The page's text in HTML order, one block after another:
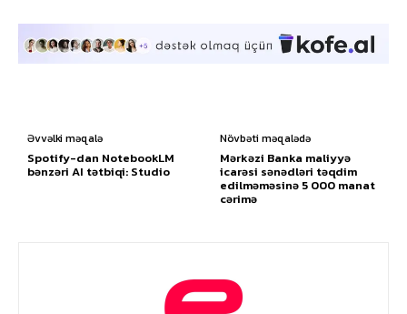
Əvvəlki məqalə
Spotify-dan NotebookLM
bənzəri AI tətbiqi: Studio
Növbəti məqalədə
Mərkəzi Banka maliyyə
icarəsi sənədləri təqdim
edilməməsinə 5 000 manat
cərimə